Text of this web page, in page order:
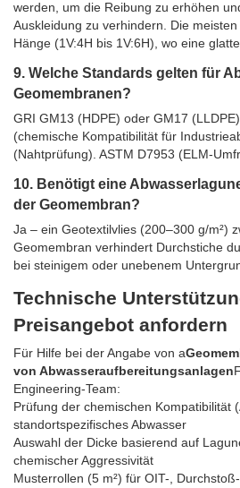
werden, um die Reibung zu erhöhen
Auskleidung zu verhindern. Die
Hänge (1V:4H bis 1V:6H), wo eine
9. Welche Standards gelten für
Geomembranen?
GRI GM13 (HDPE) oder GM17
(chemische Kompatibilität für
(Nahtprüfung). ASTM D7953 (ELM-
10. Benötigt eine
der Geomembran?
Ja – ein Geotextilvlies (200–300 g/m²)
Geomembran verhindert Durchstiche
bei steinigem oder unebenem
Technische
Preisangebot anfordern
Für Hilfe bei der Angabe von a
von Abwasseraufbereitungsanlagen
Engineering-Team:
Prüfung der chemischen Kompatibilität
standortspezifisches Abwasser
Auswahl der Dicke basierend auf
chemischer Aggressivität
Musterrollen (5 m²) für OIT-,